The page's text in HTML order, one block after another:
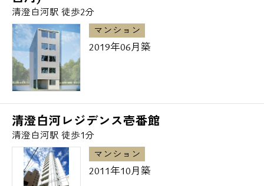
清澄白河駅 徒歩2分
マンション
2019年06月築
清澄白河レジデンス壱番館
清澄白河駅 徒歩1分
マンション
2011年10月築